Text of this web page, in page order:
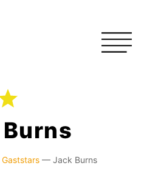
Gaststars— Jack Burns